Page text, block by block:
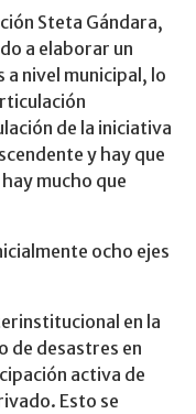
Steta Gándara,
a elaborar un
nivel municipal, lo
de la iniciativa
y hay que
mucho que
ocho ejes
en la
de desastres en
activa de
Esto se